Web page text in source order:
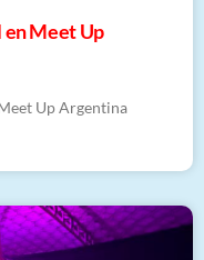
en Meet Up
Up Argentina